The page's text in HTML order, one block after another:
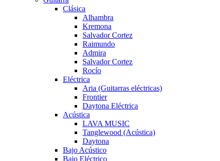
Clásica
Alhambra
Kremona
Salvador Cortez
Raimundo
Admira
Salvador Cortez
Rocío
Eléctrica
Aria (Guitarras eléctricas)
Frontier
Daytona Eléctrica
Acústica
LAVA MUSIC
Tanglewood (Acústica)
Daytona
Bajo Acústico
Bajo Eléctrico